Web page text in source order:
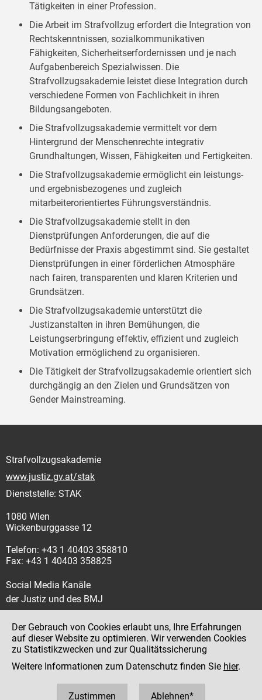
Tätigkeiten in einer Profession.
Die Arbeit im Strafvollzug erfordert die Integration von
Rechtskenntnissen, sozialkommunikativen
Fähigkeiten, Sicherheitserfordernissen und je nach
Aufgabenbereich Spezialwissen. Die
Strafvollzugsakademie leistet diese Integration durch
verschiedene Formen von Fachlichkeit in ihren
Bildungsangeboten.
Die Strafvollzugsakademie vermittelt vor dem
Hintergrund der Menschenrechte integrativ
Grundhaltungen, Wissen, Fähigkeiten und Fertigkeiten.
Die Strafvollzugsakademie ermöglicht ein leistungs-
und ergebnisbezogenes und zugleich
mitarbeiterorientiertes Führungsverständnis.
Die Strafvollzugsakademie stellt in den
Dienstprüfungen Anforderungen, die auf die
Bedürfnisse der Praxis abgestimmt sind. Sie gestaltet
Dienstprüfungen in einer förderlichen Atmosphäre
nach fairen, transparenten und klaren Kriterien und
Grundsätzen.
Die Strafvollzugsakademie unterstützt die
Justizanstalten in ihren Bemühungen, die
Leistungserbringung effektiv, effizient und zugleich
Motivation ermöglichend zu organisieren.
Die Tätigkeit der Strafvollzugsakademie orientiert sich
durchgängig an den Zielen und Grundsätzen von
Gender Mainstreaming.
Strafvollzugsakademie
www.justiz.gv.at/stak
Dienststelle: STAK
1080 Wien
Wickenburggasse 12
Telefon: +43 1 40403 358810
Fax: +43 1 40403 358825
Social Media Kanäle
der Justiz und des BMJ
Impressum
Datenschutz
Der Gebrauch von Cookies erlaubt uns, Ihre Erfahrungen
auf dieser Website zu optimieren. Wir verwenden Cookies
zu Statistikzwecken und zur Qualitätssicherung
Weitere Informationen zum Datenschutz finden Sie hier.
Zustimmen Ablehnen*